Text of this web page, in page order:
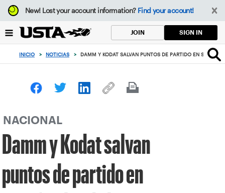
Enfoque
desde
botón
volver
principio
New!Lost your account information? Find your account!
JOIN SIGN IN
INICIO > NOTICIAS > DAMM Y KODAT SALVAN PUNTOS DE PARTIDO EN
NACIONAL
Damm y Kodat salvan
puntos de partido en